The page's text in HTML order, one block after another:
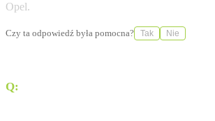
Opel.
Czy ta odpowiedź była pomocna? Tak Nie
Q: